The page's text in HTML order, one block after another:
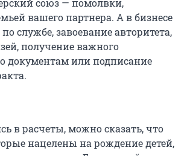
союз — помолвки,
вашего партнера. А в бизнесе
службе, завоевание авторитета,
получение важного
документам или подписание
в расчеты, можно сказать, что
нацелены на рождение детей,